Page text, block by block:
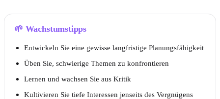
🌱 Wachstumstipps
Entwickeln Sie eine gewisse langfristige Planungsfähigkeit
Üben Sie, schwierige Themen zu konfrontieren
Lernen und wachsen Sie aus Kritik
Kultivieren Sie tiefe Interessen jenseits des Vergnügens